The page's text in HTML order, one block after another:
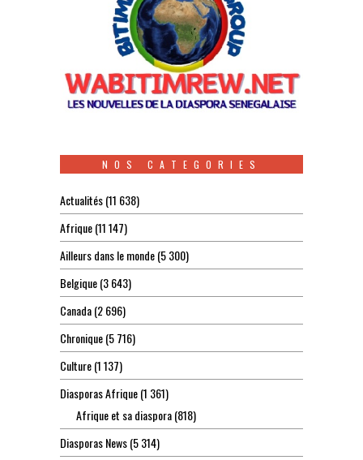
NOS CATEGORIES
Actualités(11 638)
Afrique(11 147)
Ailleurs dans le monde(5 300)
Belgique(3 643)
Canada(2 696)
Chronique(5 716)
Culture(1 137)
Diasporas Afrique(1 361)
Afrique et sa diaspora(818)
Diasporas News(5 314)